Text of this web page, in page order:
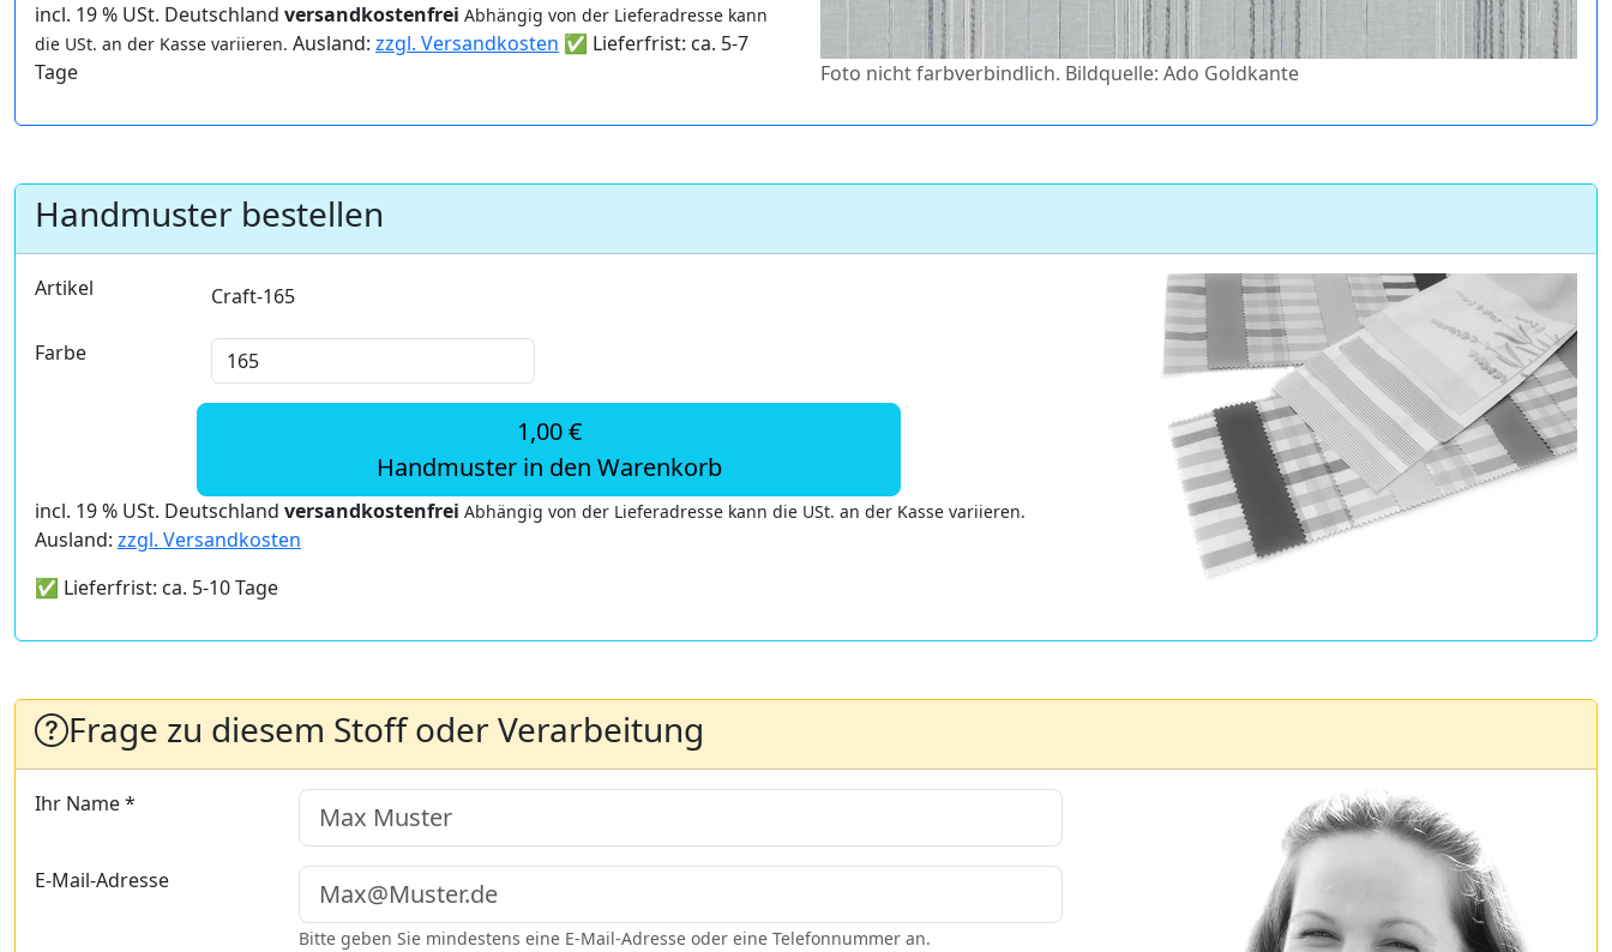
incl. 19 % USt. Deutschland versandkostenfrei Abhängig von der Lieferadresse kann
die USt. an der Kasse variieren. Ausland: zzgl. Versandkosten ✅ Lieferfrist: ca. 5-7
Tage
Foto nicht farbverbindlich. Bildquelle: Ado Goldkante
Handmuster bestellen
Artikel Craft-165
Farbe
1,00 €
Handmuster in den Warenkorb
incl. 19 % USt. Deutschland versandkostenfrei Abhängig von der Lieferadresse kann die USt. an der Kasse variieren.
Ausland: zzgl. Versandkosten
✅ Lieferfrist: ca. 5-10 Tage
Frage zu diesem Stoff oder Verarbeitung
Ihr Name *
E-Mail-Adresse
Bitte geben Sie mindestens eine E-Mail-Adresse oder eine Telefonnummer an.